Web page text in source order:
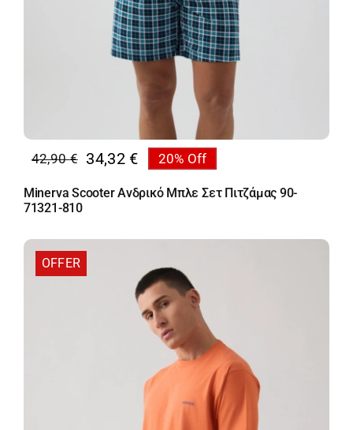
42,90€
Original
price
was:
34,32 €
Η
τρέχουσα
τιμή
34,32 €.
20% Off
Minerva Scooter Ανδρικό Μπλε Σετ Πιτζάμας 90-
71321-810
OFFER